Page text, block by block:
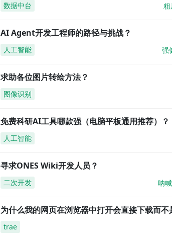
数据中台 粗
AI Agent开发工程师的路径与挑战？
人工智能 强
求助各位图片转绘方法？
图像识别
免费科研AI工具哪款强（电脑平板通用推荐）？
人工智能
寻求ONES Wiki开发人员？
二次开发 呐
为什么我的网页在浏览器中打开会直接下载而不
trae